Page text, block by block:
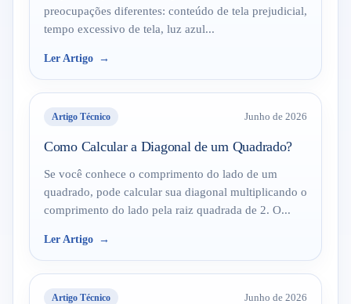
preocupações diferentes: conteúdo de tela prejudicial,
tempo excessivo de tela, luz azul...
Ler Artigo
Artigo Técnico Junho de 2026
Como Calcular a Diagonal de um Quadrado?
Se você conhece o comprimento do lado de um
quadrado, pode calcular sua diagonal multiplicando o
comprimento do lado pela raiz quadrada de 2. O...
Ler Artigo
Artigo Técnico Junho de 2026